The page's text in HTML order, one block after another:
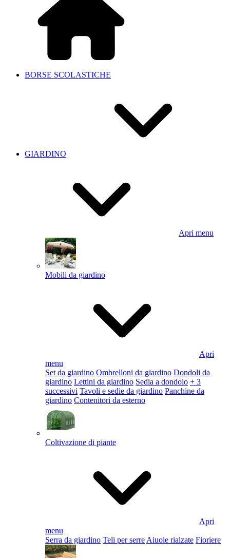
BORSE SCOLASTICHE
GIARDINO
Apri menu
Mobili da giardino
Apri
menu
Set da giardino Ombrelloni da giardino Dondoli da
giardino Lettini da giardino Sedia a dondolo + 3
successivi Tavoli e sedie da giardino Panchine da
giardino Contenitori da esterno
Coltivazione di piante
Apri
menu
Serra da giardino Teli per serre Aiuole rialzate Fioriere